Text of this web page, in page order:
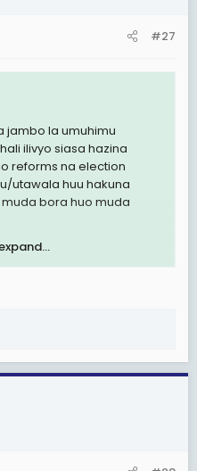
#27
jambo la umuhimu
ilivyo siasa hazina
reforms na election
utawala huu hakuna
bora huo muda
,wanafanya mambo
misaada kwa
kama Simba au